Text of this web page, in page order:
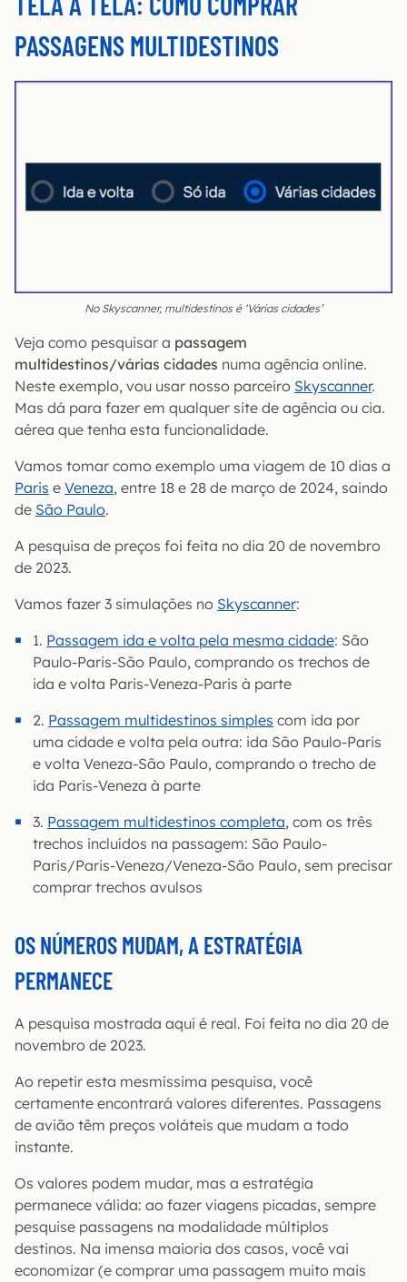
PASSAGENS MULTIDESTINOS
No Skyscanner, multidestinos é ‘Várias cidades’
Veja como pesquisar a passagem
multidestinos/várias cidades numa agência online.
Neste exemplo, vou usar nosso parceiro Skyscanner.
Mas dá para fazer em qualquer site de agência ou cia.
aérea que tenha esta funcionalidade.
Vamos tomar como exemplo uma viagem de 10 dias a
Paris e Veneza, entre 18 e 28 de março de 2024, saindo
de São Paulo.
A pesquisa de preços foi feita no dia 20 de novembro
de 2023.
Vamos fazer 3 simulações no Skyscanner:
1. Passagem ida e volta pela mesma cidade: São
Paulo-Paris-São Paulo, comprando os trechos de
ida e volta Paris-Veneza-Paris à parte
2. Passagem multidestinos simples com ida por
uma cidade e volta pela outra: ida São Paulo-Paris
e volta Veneza-São Paulo, comprando o trecho de
ida Paris-Veneza à parte
3. Passagem multidestinos completa, com os três
trechos incluídos na passagem: São Paulo-
Paris/Paris-Veneza/Veneza-São Paulo, sem precisar
comprar trechos avulsos
OS NÚMEROS MUDAM, A ESTRATÉGIA
PERMANECE
A pesquisa mostrada aqui é real. Foi feita no dia 20 de
novembro de 2023.
Ao repetir esta mesmíssima pesquisa, você
certamente encontrará valores diferentes. Passagens
de avião têm preços voláteis que mudam a todo
instante.
Os valores podem mudar, mas a estratégia
permanece válida: ao fazer viagens picadas, sempre
pesquise passagens na modalidade múltiplos
destinos. Na imensa maioria dos casos, você vai
economizar (e comprar uma passagem muito mais